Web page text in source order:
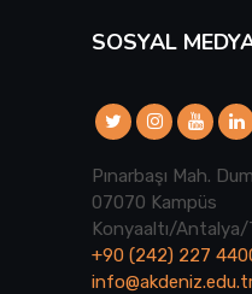
SOSYAL
Pınarbaşı Mah.
07070 Kampüs
Konyaaltı/Antalya/
+90 (242) 227